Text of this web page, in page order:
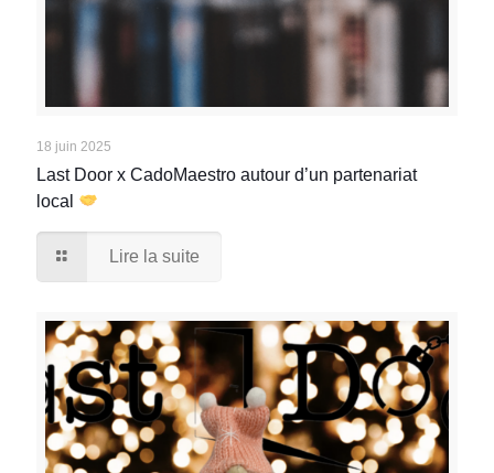
18 juin 2025
Last Door x CadoMaestro autour d’un partenariat
local
Lire la suite